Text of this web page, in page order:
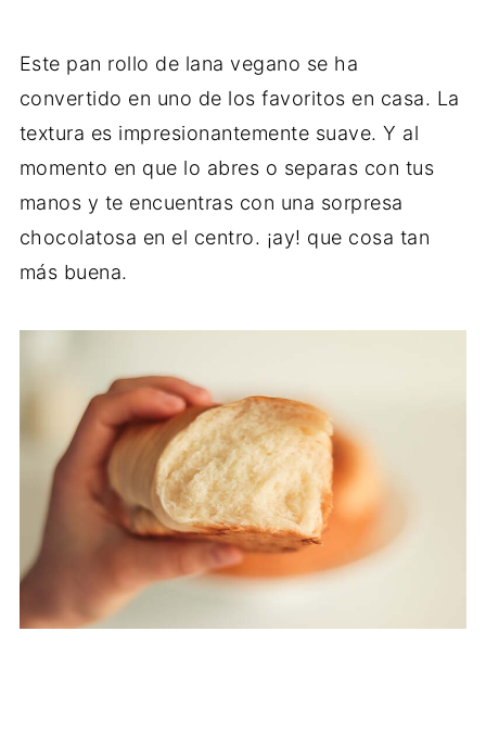
Este pan rollo de lana vegano se ha
convertido en uno de los favoritos en casa. La
textura es impresionantemente suave. Y al
momento en que lo abres o separas con tus
manos y te encuentras con una sorpresa
chocolatosa en el centro. ¡ay! que cosa tan
más buena.